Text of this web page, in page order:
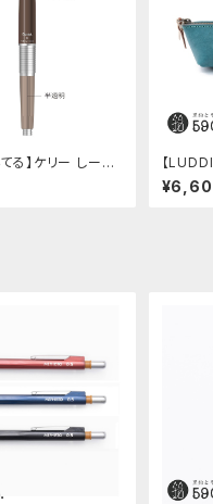
る】ケリー しーさ
ー
【
レザー
ブルー)